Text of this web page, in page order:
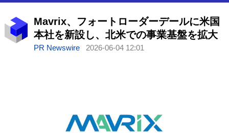
Mavrix、フォートローダーデールに米国
本社を新設し、北米での事業基盤を拡大
PR Newswire 2026-06-04 12:01